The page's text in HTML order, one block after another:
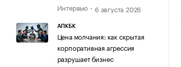
Интервью
6 августа 2026
АПКБК
Цена молчания: как скрытая
корпоративная агрессия
разрушает бизнес